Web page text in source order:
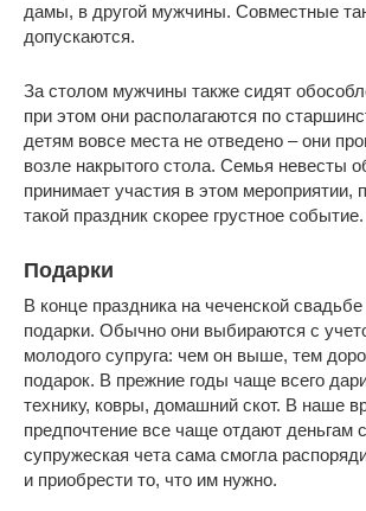
дамы, в другой мужчины. Совместные
допускаются.
За столом мужчины также сидят
при этом они располагаются по
детям вовсе места не отведено – они
возле накрытого стола. Семья невесты
принимает участия в этом мероприятии,
такой праздник скорее грустное событие.
Подарки
В конце праздника на чеченской
подарки. Обычно они выбираются с
молодого супруга: чем он выше, тем
подарок. В прежние годы чаще всего
технику, ковры, домашний скот. В наше
предпочтение все чаще отдают деньгам
супружеская чета сама смогла
и приобрести то, что им нужно.